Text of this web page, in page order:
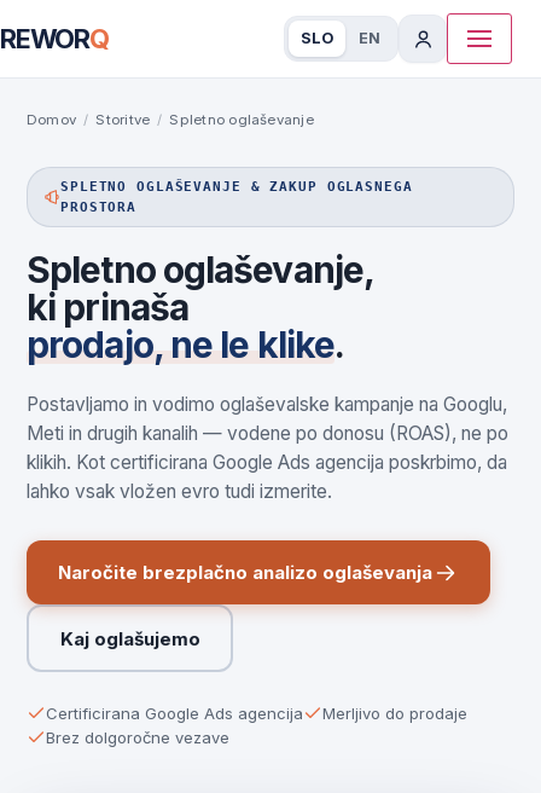
REWORQ SLO EN
Domov / Storitve / Spletno oglaševanje
SPLETNO OGLAŠEVANJE & ZAKUP OGLASNEGA
PROSTORA
Spletno oglaševanje,
ki prinaša
prodajo, ne le klike.
Postavljamo in vodimo oglaševalske kampanje na Googlu,
Meti in drugih kanalih — vodene po donosu (ROAS), ne po
klikih. Kot certificirana Google Ads agencija poskrbimo, da
lahko vsak vložen evro tudi izmerite.
Naročite brezplačno analizo oglaševanja
Kaj oglašujemo
Certificirana Google Ads agencija
Merljivo do prodaje
Brez dolgoročne vezave